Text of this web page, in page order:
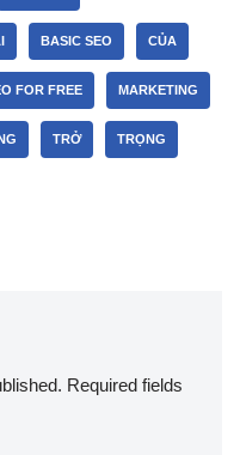
BASIC SEO CỦA
FOR FREE MARKETING
TRỞ TRỌNG
Required fields